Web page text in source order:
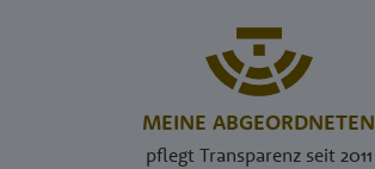
MEINE ABGEORDNETEN
pflegt Transparenz seit 2011